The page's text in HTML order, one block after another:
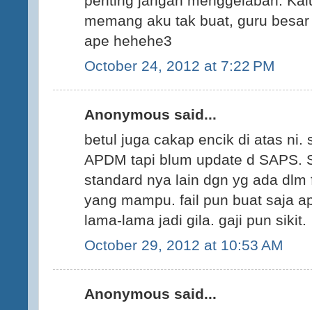
memang aku tak buat, guru
ape hehehe3
October 24, 2012 at 7:22 PM
Anonymous said...
betul juga cakap encik di atas ni.
APDM tapi blum update d SAPS.
standard nya lain dgn yg ada
yang mampu. fail pun buat saja
lama-lama jadi gila. gaji pun sikit.
October 29, 2012 at 10:53 AM
Anonymous said...